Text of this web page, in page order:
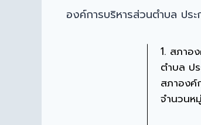
องค์การบริหารส่วนตำบล ปร
1. สภาอ
ตำบล ป
สภาองค์
จำนวนห